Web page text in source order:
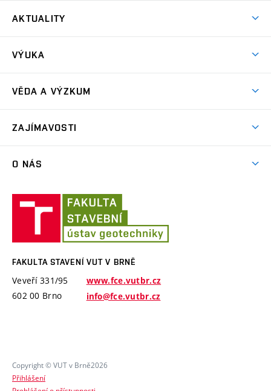
AKTUALITY
VÝUKA
VĚDA A VÝZKUM
MPO ČR – Ministerstvo průmyslu a obchodu ČR
České republiky
Zahraniční projekty
VUT v Brně – Vysoké učení technické v Brně
Specifický výzkum
ZAJÍMAVOSTI
Projekt Epilot
Semináře
O NÁS
Zaměstnanci
Software a laboratorní vybavení
v
FAKULTA STAVENÍ VUT V BRNĚ
Veveří 331/95
602 00 Brno
www.fce.vutbr.cz
info@fce.vutbr.cz
Copyright © VUT v Brně2026
Přihlášení